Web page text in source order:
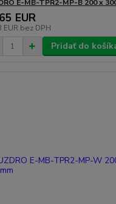
E-MB-TPR2-MP-B 200 x
EUR
EUR bez DPH
Pridať do